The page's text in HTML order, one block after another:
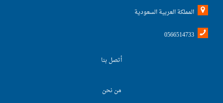
المملكة العربية السعودية
0566514733
أتصل بنا
من نحن